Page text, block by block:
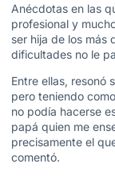
Anécdotas en las
profesional y
ser hija de los más
dificultades no le
Entre ellas, resonó
pero teniendo
no podía hacerse
papá quien me
precisamente el
comentó.